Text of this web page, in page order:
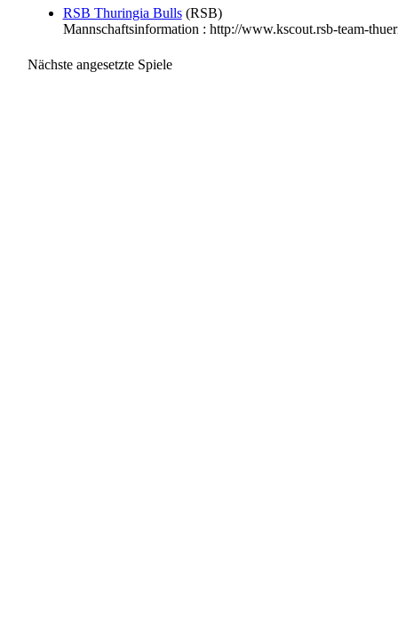
RSB Thuringia Bulls(RSB)
Mannschaftsinformation : http://www.kscout.rsb-team-
Nächste angesetzte Spiele